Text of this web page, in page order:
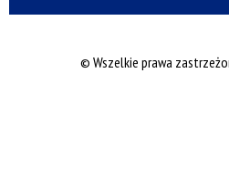
© Wszelkie prawa